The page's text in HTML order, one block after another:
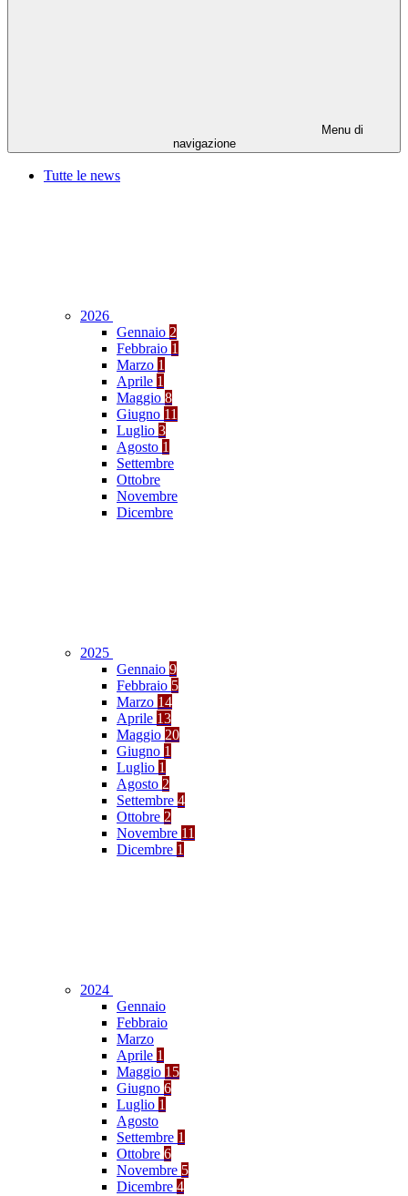
Menu di
navigazione
Tutte le news
2026
Gennaio 2
Febbraio 1
Marzo 1
Aprile 1
Maggio 8
Giugno 11
Luglio 3
Agosto 1
Settembre
Ottobre
Novembre
Dicembre
2025
Gennaio 9
Febbraio 5
Marzo 14
Aprile 13
Maggio 20
Giugno 1
Luglio 1
Agosto 2
Settembre 4
Ottobre 2
Novembre 11
Dicembre 1
2024
Gennaio
Febbraio
Marzo
Aprile 1
Maggio 15
Giugno 6
Luglio 1
Agosto
Settembre 1
Ottobre 6
Novembre 5
Dicembre 4